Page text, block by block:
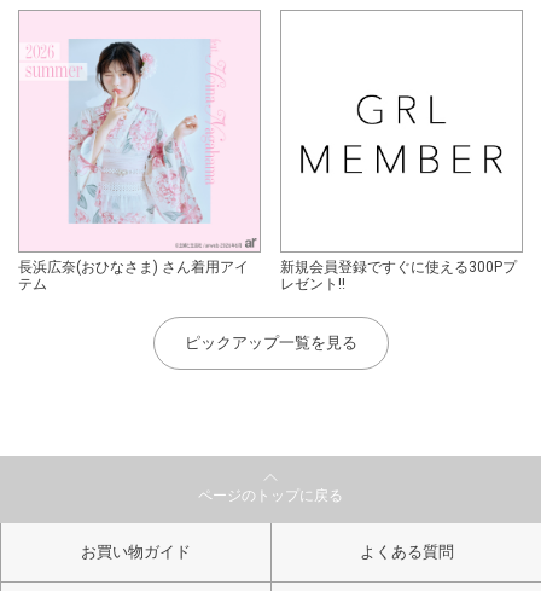
長浜広奈(おひなさま) さん着用アイ
テム
新規会員登録ですぐに使える300Pプ
レゼント!!
ピックアップ一覧を見る
ページのトップに戻る
お買い物ガイド よくある質問